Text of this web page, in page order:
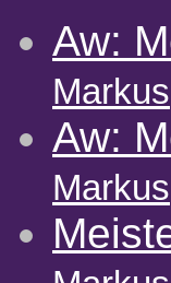
Aw:
Markus
Aw:
Markus